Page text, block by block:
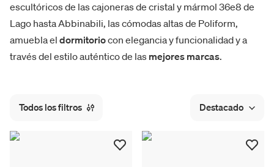
escultóricos de las cajoneras de cristal y mármol 36e8 de
Lago hasta Abbinabili, las cómodas altas de Poliform,
amuebla el dormitoriocon elegancia y funcionalidad y a
través del estilo auténtico de las mejores marcas.
Todos los filtros Destacado